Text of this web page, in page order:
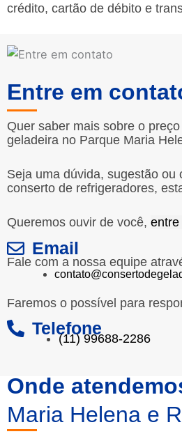
crédito, cartão de débito e
Entre em
Quer saber mais sobre o
geladeira no Parque Maria
Seja uma dúvida, sugestão ou
conserto de refrigeradores,
Queremos ouvir de você,
Email
Fale com a nossa equipe
Faremos o possível para
Telefone
(11) 99688-2286
Onde
Maria Helena e